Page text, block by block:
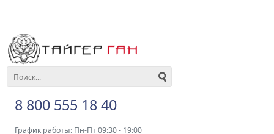
8 800 555 18 40
График работы: Пн-Пт 09:30 - 19:00